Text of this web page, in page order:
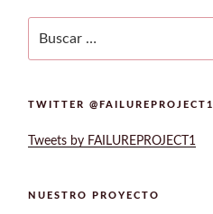
por:
TWITTER @FAILUREPROJECT1
Tweets by FAILUREPROJECT1
NUESTRO PROYECTO